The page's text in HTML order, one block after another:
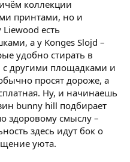
коллекции
принтами, но и
есть
а у Konges Slojd –
удобно стирать в
другими площадками и
просят дороже, а
Ну, и начинаешь
bunny hill подбирает
здоровому смыслу –
здесь идут бок о
уюта.